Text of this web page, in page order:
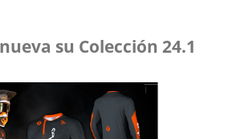
su Colección 24.1